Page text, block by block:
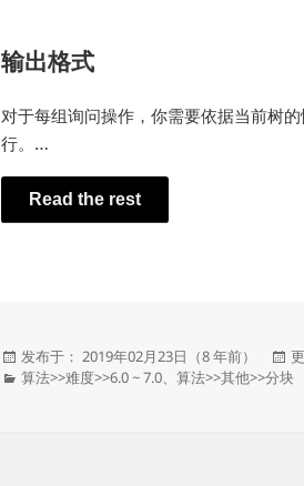
输出格式
对于每组询问操作，你需要依据当前树
行。…
Read the rest
发
布
发布于： 2019年02月23日（8 年前）
发
布
分
算法>>难度>>6.0 ~ 7.0 、算法>>其他>>分块